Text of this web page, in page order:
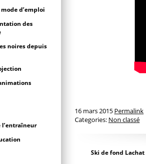
16 mars 2015 Permalink
Categories: Non classé
Ski de fond Lachat
d’emploi
des
noires depuis
l’entraîneur